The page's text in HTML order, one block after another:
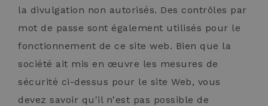
la divulgation non autorisés. Des contrôles par
mot de passe sont également utilisés pour le
fonctionnement de ce site web. Bien que la
société ait mis en œuvre les mesures de
sécurité ci-dessus pour le site Web, vous
devez savoir qu'il n'est pas possible de